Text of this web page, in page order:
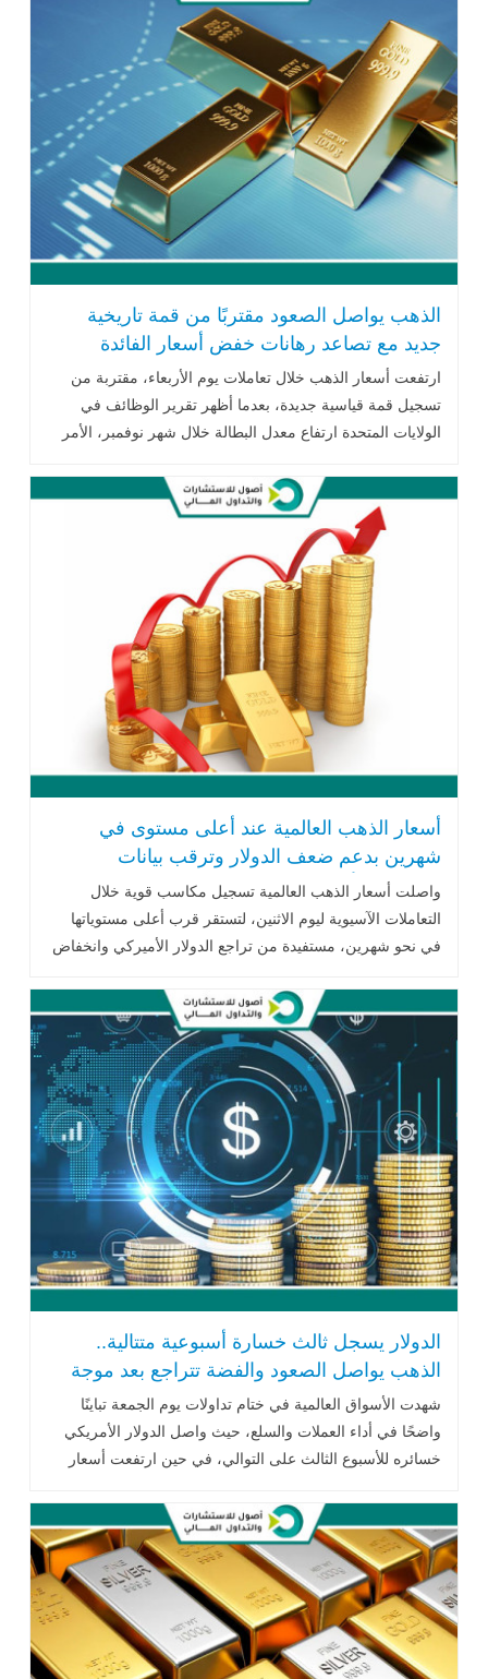
الذهب يواصل الصعود مقتربًا من قمة تاريخية
جديد مع تصاعد رهانات خفض أسعار الفائدة
ارتفعت أسعار الذهب خلال تعاملات يوم الأربعاء، مقتربة من
تسجيل قمة قياسية جديدة، بعدما أظهر تقرير الوظائف في
الولايات المتحدة ارتفاع معدل البطالة خلال شهر نوفمبر، الأمر
أسعار الذهب العالمية عند أعلى مستوى في
شهرين بدعم ضعف الدولار وترقب بيانات
الوظائف الأميركية
واصلت أسعار الذهب العالمية تسجيل مكاسب قوية خلال
التعاملات الآسيوية ليوم الاثنين، لتستقر قرب أعلى مستوياتها
في نحو شهرين، مستفيدة من تراجع الدولار الأميركي وانخفاض
الدولار يسجل ثالث خسارة أسبوعية متتالية..
الذهب يواصل الصعود والفضة تتراجع بعد موجة
قياسية
شهدت الأسواق العالمية في ختام تداولات يوم الجمعة تباينًا
واضحًا في أداء العملات والسلع، حيث واصل الدولار الأمريكي
خسائره للأسبوع الثالث على التوالي، في حين ارتفعت أسعار